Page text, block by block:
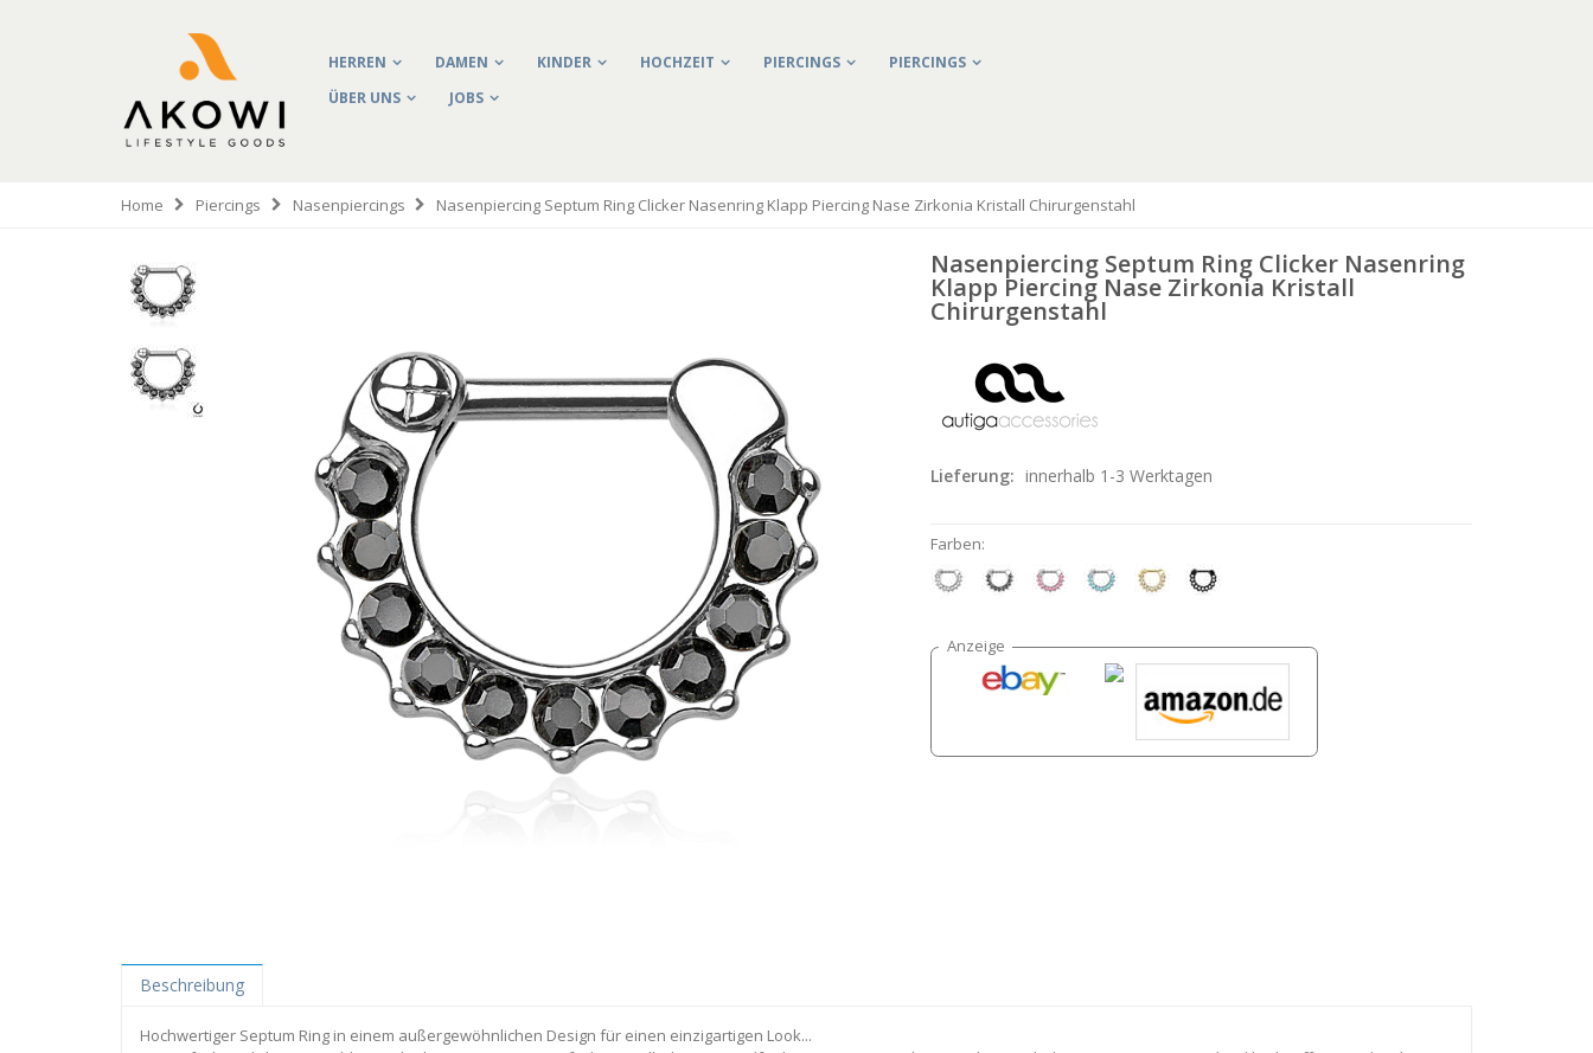
HERREN DAMEN KINDER HOCHZEIT PIERCINGS
PIERCINGS
ÜBER UNS
JOBS
Home Piercings Nasenpiercings Nasenpiercing Septum Ring Clicker Nasenring Klapp Piercing Nase Zirkonia Kristall Chirurgenstahl
Nasenpiercing Septum Ring Clicker Nasenring
Klapp Piercing Nase Zirkonia Kristall
Chirurgenstahl
Lieferung: innerhalb 1-3 Werktagen
Farben:
Beschreibung
Hochwertiger Septum Ring in einem außergewöhnlichen Design für einen einzigartigen Look...